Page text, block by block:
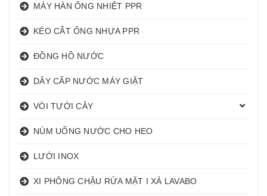
MÁY HÀN ỐNG NHIỆT PPR
KÉO CẮT ỐNG NHỰA PPR
ĐỒNG HỒ NƯỚC
DÂY CẤP NƯỚC MÁY GIẶT
VÒI TƯỚI CÂY
NÚM UỐNG NƯỚC CHO HEO
LƯỚI INOX
XI PHÔNG CHẬU RỬA MẶT I XẢ LAVABO